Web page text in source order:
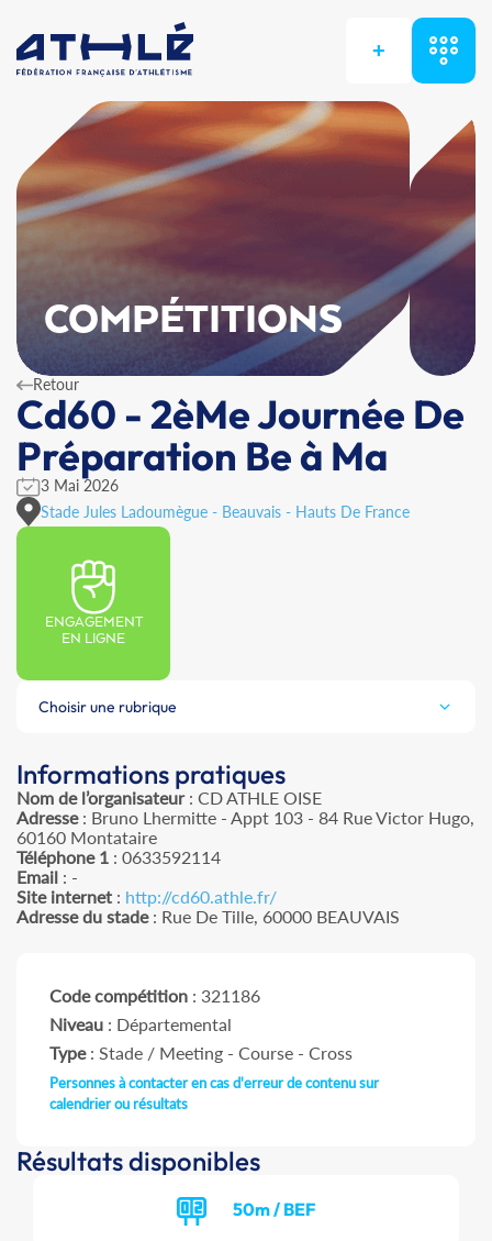
+
COMPÉTITIONS
Retour
Cd60 - 2èMe Journée De
Préparation Be à Ma
3 Mai 2026
Stade Jules Ladoumègue - Beauvais - Hauts De France
ENGAGEMENT
EN LIGNE
Choisir une rubrique
Informations pratiques
Nom de l’organisateur: CD ATHLE OISE
Adresse: Bruno Lhermitte - Appt 103 - 84 Rue Victor Hugo,
60160 Montataire
Téléphone 1 : 0633592114
Email : -
Site internet : http://cd60.athle.fr/
Adresse du stade: Rue De Tille, 60000 BEAUVAIS
Code compétition : 321186
Niveau : Départemental
Type: Stade / Meeting - Course - Cross
Personnes à contacter en cas d'erreur de contenu sur
calendrier ou résultats
Résultats disponibles
50m / BEF